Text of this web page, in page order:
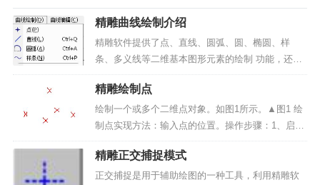
精雕曲线绘制介绍
精雕软件提供了点、直线、圆弧、圆、椭圆、样
条、多义线等二维基本图形元素的绘制 功能，还提
供了矩形、星形、正多边形、双线和箭头、公式曲
线等一些常用的特征图形元素的绘 制功能。用户可
以利用这些功能，方便快捷地绘制出各种各样复杂
的二维平面设计图形...
精雕绘制点
绘制一个或多个二维点对象。如图1所示。▲图1 绘
制点实现方法：输入点的位置。操作步骤：1、启动
绘制点命令：点击“曲线绘制”->“点”菜单项或绘制工
具条中按钮。2、输入点：输入要绘制点的位置。可
完成多个点的绘制，单击右键结束命...
精雕正交捕捉模式
正交捕捉是用于辅助绘图的一种工具，利用精雕软